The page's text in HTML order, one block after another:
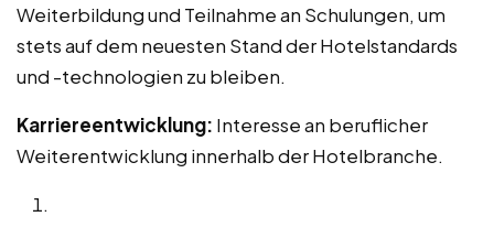
Weiterbildung und Teilnahme an Schulungen, um
stets auf dem neuesten Stand der Hotelstandards
und -technologien zu bleiben.
Karriereentwicklung: Interesse an beruflicher
Weiterentwicklung innerhalb der Hotelbranche.